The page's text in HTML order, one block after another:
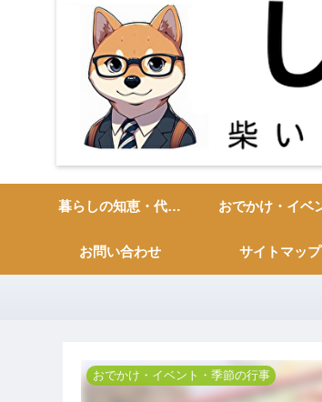
暮らしの知恵・代用品・日常ハック
お問い合わせ サイトマップ
おでかけ・イベント・季節の行事